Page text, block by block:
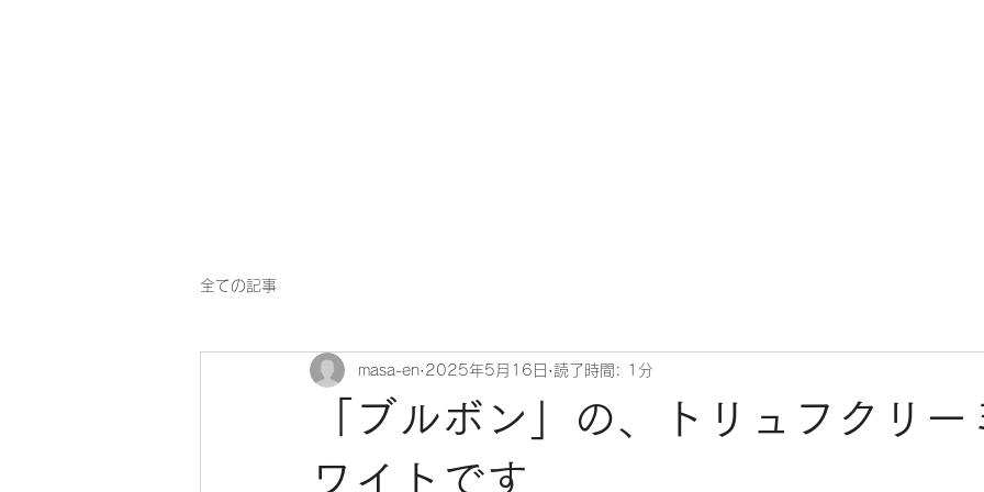
全ての記事
「ブルボン」の、トリュフクリー
ワイトです
masa-en 2025年5月16日 読了時間: 1分